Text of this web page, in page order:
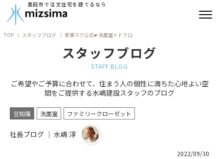
豊田市で注文住宅を建てるなら
リフォーム
古民家再生
建築実績
TOP スタッフブログ 家事ラク公式☛洗面室×Ｆクロ
スタッフブログ
STAFF BLOG
ご希望やご予算に合わせて、住まう人の個性に満ちた心地よい空
間をご提供する水嶋建設スタッフのブログ
豆知識 洗面室 ファミリークローゼット
社長ブログ ｜ 水嶋 淳
2022/09/30